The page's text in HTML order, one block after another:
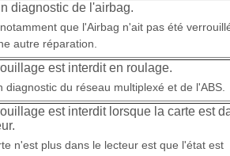
diagnostic de l'airbag.
que l'Airbag n'ait pas été
autre réparation.
est interdit en roulage.
diagnostic du réseau multiplexé et de l'ABS.
est interdit lorsque la carte est
n'est plus dans le lecteur est que l'état est